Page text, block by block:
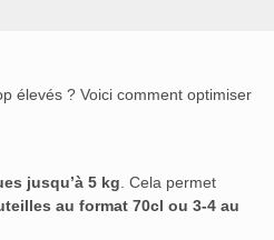
élevés ? Voici comment optimiser
jusqu’à 5 kg . Cela permet
au format 70cl ou 3-4 au